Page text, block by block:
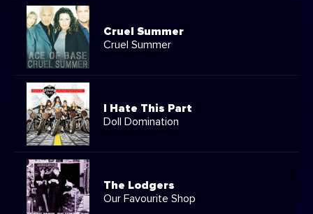
Cruel Summer
Cruel Summer
I Hate This Part
Doll Domination
The Lodgers
Our Favourite Shop